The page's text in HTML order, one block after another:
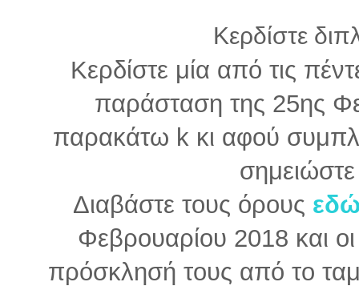
Κερδίστε
Κερδίστε μία από τις
παράσταση της 25ης
παρακάτω k κι αφού
Διαβάστε τους όρους
Φεβρουαρίου 2018 και
πρόσκλησή τους από το